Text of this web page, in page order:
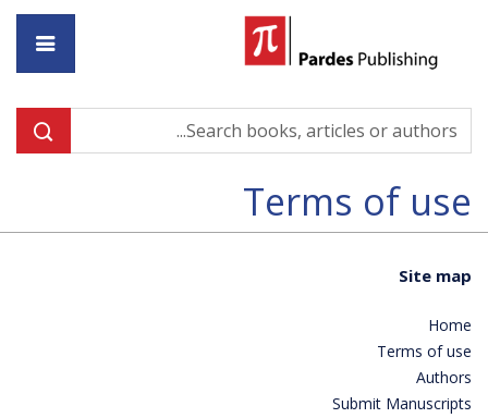
Terms of use
Site map
Home
Terms of use
Authors
Submit Manuscripts